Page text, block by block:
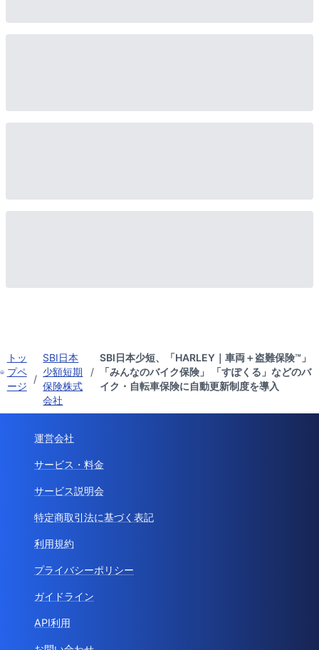
トッ
プペ
ージ
/
SBI日本
少額短期
保険株式
会社
/
SBI日本少短、「HARLEY｜車両＋盗難保険™」
「みんなのバイク保険」 「すぽくる」などのバ
イク・自転車保険に自動更新制度を導入
運営会社
サービス・料金
サービス説明会
特定商取引法に基づく表記
利用規約
プライバシーポリシー
ガイドライン
API利用